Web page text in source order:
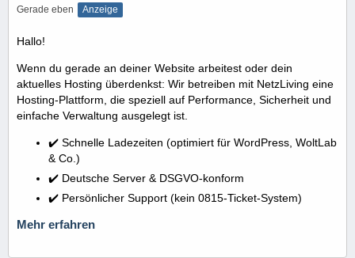
Gerade eben Anzeige
Hallo!
Wenn du gerade an deiner Website arbeitest oder dein
aktuelles Hosting überdenkst: Wir betreiben mit NetzLiving eine
Hosting-Plattform, die speziell auf Performance, Sicherheit und
einfache Verwaltung ausgelegt ist.
✔️ Schnelle Ladezeiten (optimiert für WordPress, WoltLab
& Co.)
✔️ Deutsche Server & DSGVO-konform
✔️ Persönlicher Support (kein 0815-Ticket-System)
Mehr erfahren